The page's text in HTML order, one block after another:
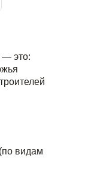
— это:
видам